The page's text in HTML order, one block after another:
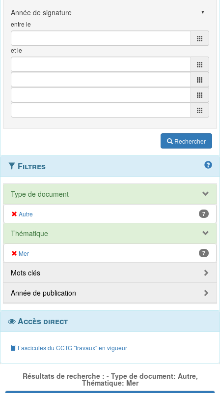
entre le
et le
Rechercher
Filtres
Type de document
Autre 7
Thématique
Mer 7
Mots clés
Année de publication
Accès direct
Fascicules du CCTG "travaux" en vigueur
Résultats de recherche : - Type de document: Autre,
Thématique: Mer